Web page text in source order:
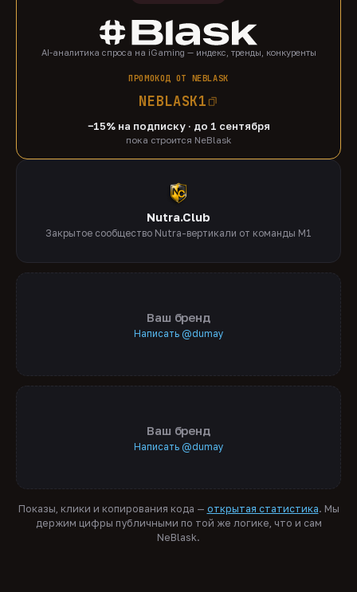
AI-аналитика спроса на iGaming — индекс, тренды, конкуренты
ПРОМОКОД ОТ NEBLASK
NEBLASK1
−15% на подписку · до 1 сентября
пока строится NeBlask
Nutra.Club
Закрытое сообщество Nutra-вертикали от команды M1
Ваш бренд
Написать @dumay
Ваш бренд
Написать @dumay
Показы, клики и копирования кода — открытая статистика. Мы
держим цифры публичными по той же логике, что и сам
NeBlask.